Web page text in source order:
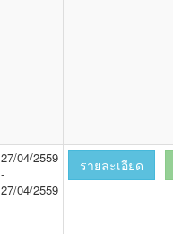
27/04/2559
-
27/04/2559
รายละเอียด